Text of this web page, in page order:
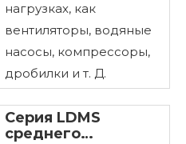
нагрузках, как
вентиляторы, водяные
насосы, компрессоры,
дробилки и т. Д.
Серия LDMS
среднего